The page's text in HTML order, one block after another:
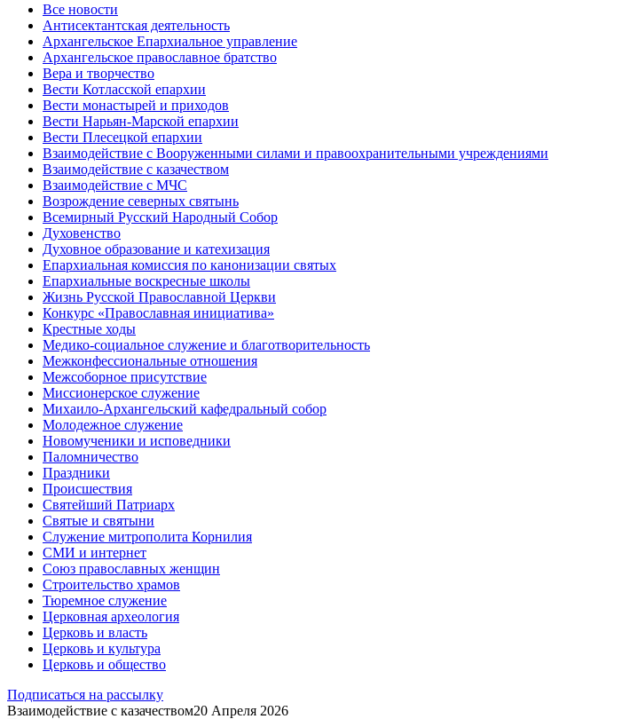
Все новости
Антисектантская деятельность
Архангельское Епархиальное управление
Архангельское православное братство
Вера и творчество
Вести Котласской епархии
Вести монастырей и приходов
Вести Нарьян-Марской епархии
Вести Плесецкой епархии
Взаимодействие с Вооруженными силами и правоохранительными учреждениями
Взаимодействие с казачеством
Взаимодействие с МЧС
Возрождение северных святынь
Всемирный Русский Народный Собор
Духовенство
Духовное образование и катехизация
Епархиальная комиссия по канонизации святых
Епархиальные воскресные школы
Жизнь Русской Православной Церкви
Конкурс «Православная инициатива»
Крестные ходы
Медико-социальное служение и благотворительность
Межконфессиональные отношения
Межсоборное присутствие
Миссионерское служение
Михаило-Архангельский кафедральный собор
Молодежное служение
Новомученики и исповедники
Паломничество
Праздники
Происшествия
Святейший Патриарх
Святые и святыни
Служение митрополита Корнилия
СМИ и интернет
Союз православных женщин
Строительство храмов
Тюремное служение
Церковная археология
Церковь и власть
Церковь и культура
Церковь и общество
Подписаться на рассылку
Взаимодействие с казачеством20 Апреля 2026